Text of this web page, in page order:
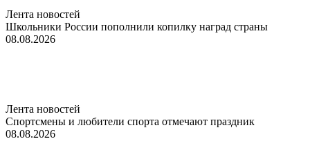
Лента новостей
Школьники России пополнили копилку наград страны
08.08.2026
Лента новостей
Спортсмены и любители спорта отмечают праздник
08.08.2026